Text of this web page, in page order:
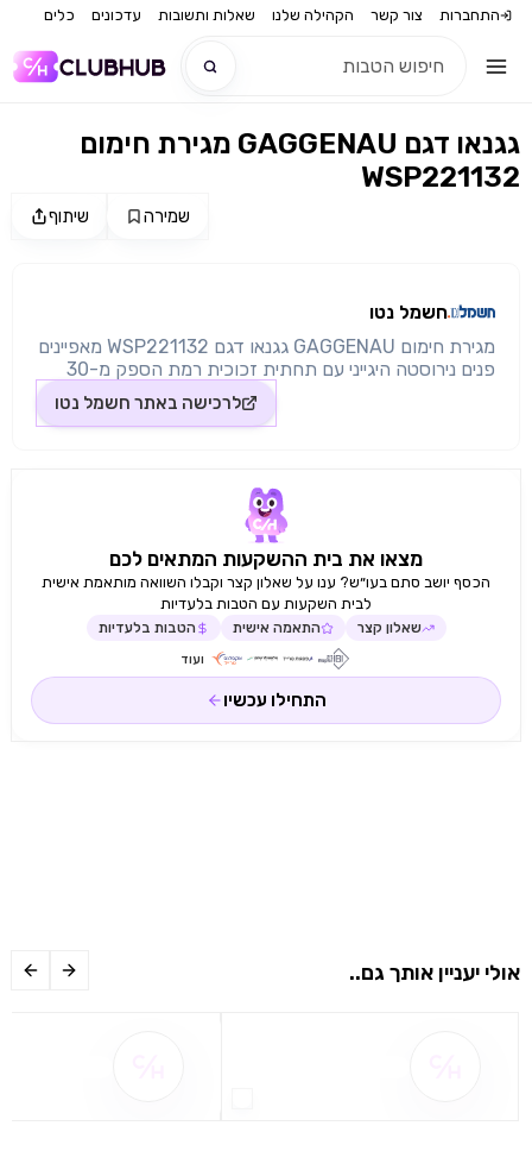
התחברות צור קשר הקהילה שלנו שאלות ותשובות עדכונים כלים
שיתוף שמירה
מגירת חימום GAGGENAU גגנאו דגם
WSP221132
חשמל נטו
מגירת חימום GAGGENAU גגנאו דגם WSP221132 מאפיינים
פנים נירוסטה היגייני עם תחתית זכוכית רמת הספק מ-30
ותכונות שיטות חימום בישול איטי שמירה על ארוחות חמות
חימום לפיזור חום אחיד וטמפרטורת חלל יציבה תצוגת מצב,
נראית בחזית הזכוכית תחתית זכוכית עשויה זכוכית
Connect תוכניות ומתכונים נוספים שליטה וניטור מרחוק
פונקציית תזמון אינטגרציה של רשת ביתית לשירותים דיגיטליים
Home Connect אלחוטית באמצעות WiFi השימוש
Connect, שאינם זמינים בכל מדינה למידע נוסף home-
חיבור 1.75 מ', ניתן לחיבור אחריות לחמש שנים ע"י BSH
לרכישה באתר חשמל נטו
מצאו את בית ההשקעות המתאים לכם
הכסף יושב סתם בעו״ש? ענו על שאלון קצר וקבלו השוואה מותאמת אישית
לבית השקעות עם הטבות בלעדיות
שאלון קצר התאמה אישית הטבות בלעדיות
ועוד
התחילו עכשיו
אולי יעניין אותך גם..